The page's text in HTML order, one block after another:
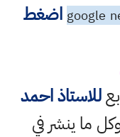
اضغط
للاستاذ احمد
ما ينشر في